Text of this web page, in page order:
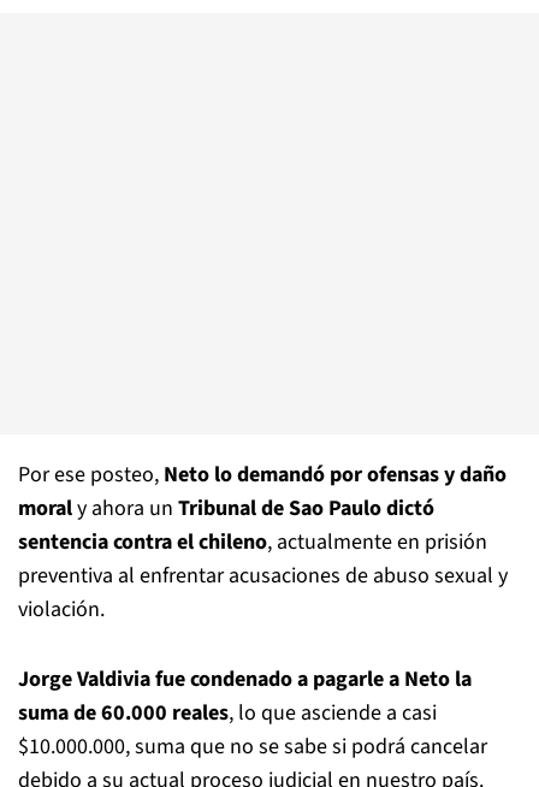
Por ese posteo, Neto lo demandó por ofensas y daño
moraly ahora un Tribunal de Sao Paulo dictó
sentencia contra el chileno, actualmente en prisión
preventiva al enfrentar acusaciones de abuso sexual y
violación.
Jorge Valdivia fue condenado a pagarle a Neto la
suma de 60.000 reales, lo que asciende a casi
$10.000.000, suma que no se sabe si podrá cancelar
debido a su actual proceso judicial en nuestro país.